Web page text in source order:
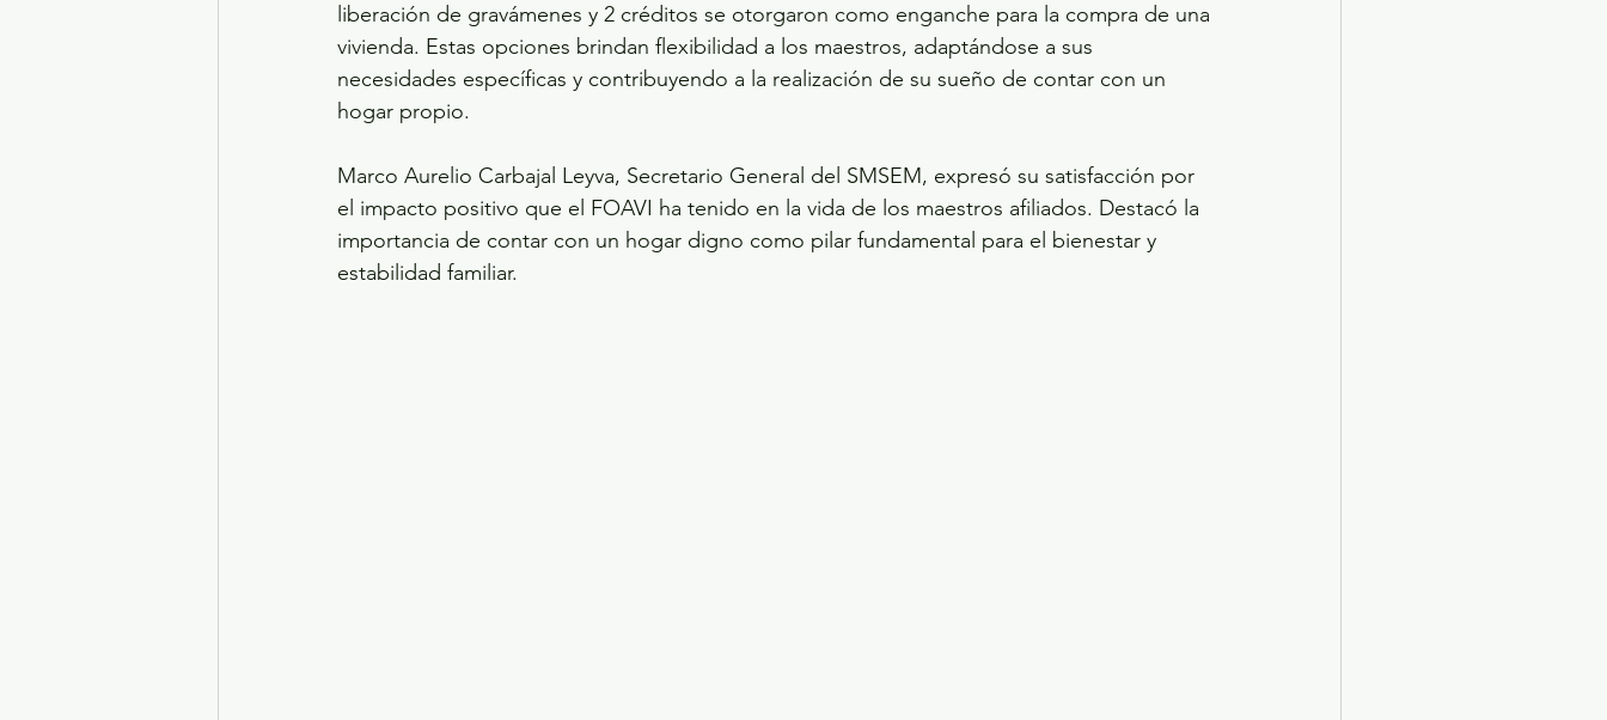
liberación de gravámenes y 2 créditos se otorgaron como enganche para la compra de una
vivienda. Estas opciones brindan flexibilidad a los maestros, adaptándose a sus
necesidades específicas y contribuyendo a la realización de su sueño de contar con un
hogar propio.
Marco Aurelio Carbajal Leyva, Secretario General del SMSEM, expresó su satisfacción por
el impacto positivo que el FOAVI ha tenido en la vida de los maestros afiliados. Destacó la
importancia de contar con un hogar digno como pilar fundamental para el bienestar y
estabilidad familiar.